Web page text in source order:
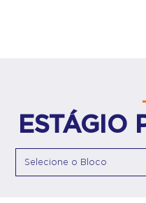
ESTÁGIO